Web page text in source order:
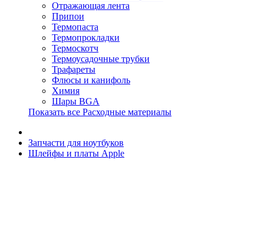
Отражающая лента
Припои
Термопаста
Термопрокладки
Термоскотч
Термоусадочные трубки
Трафареты
Флюсы и канифоль
Химия
Шары BGA
Показать все Расходные материалы
Запчасти для ноутбуков
Шлейфы и платы Apple